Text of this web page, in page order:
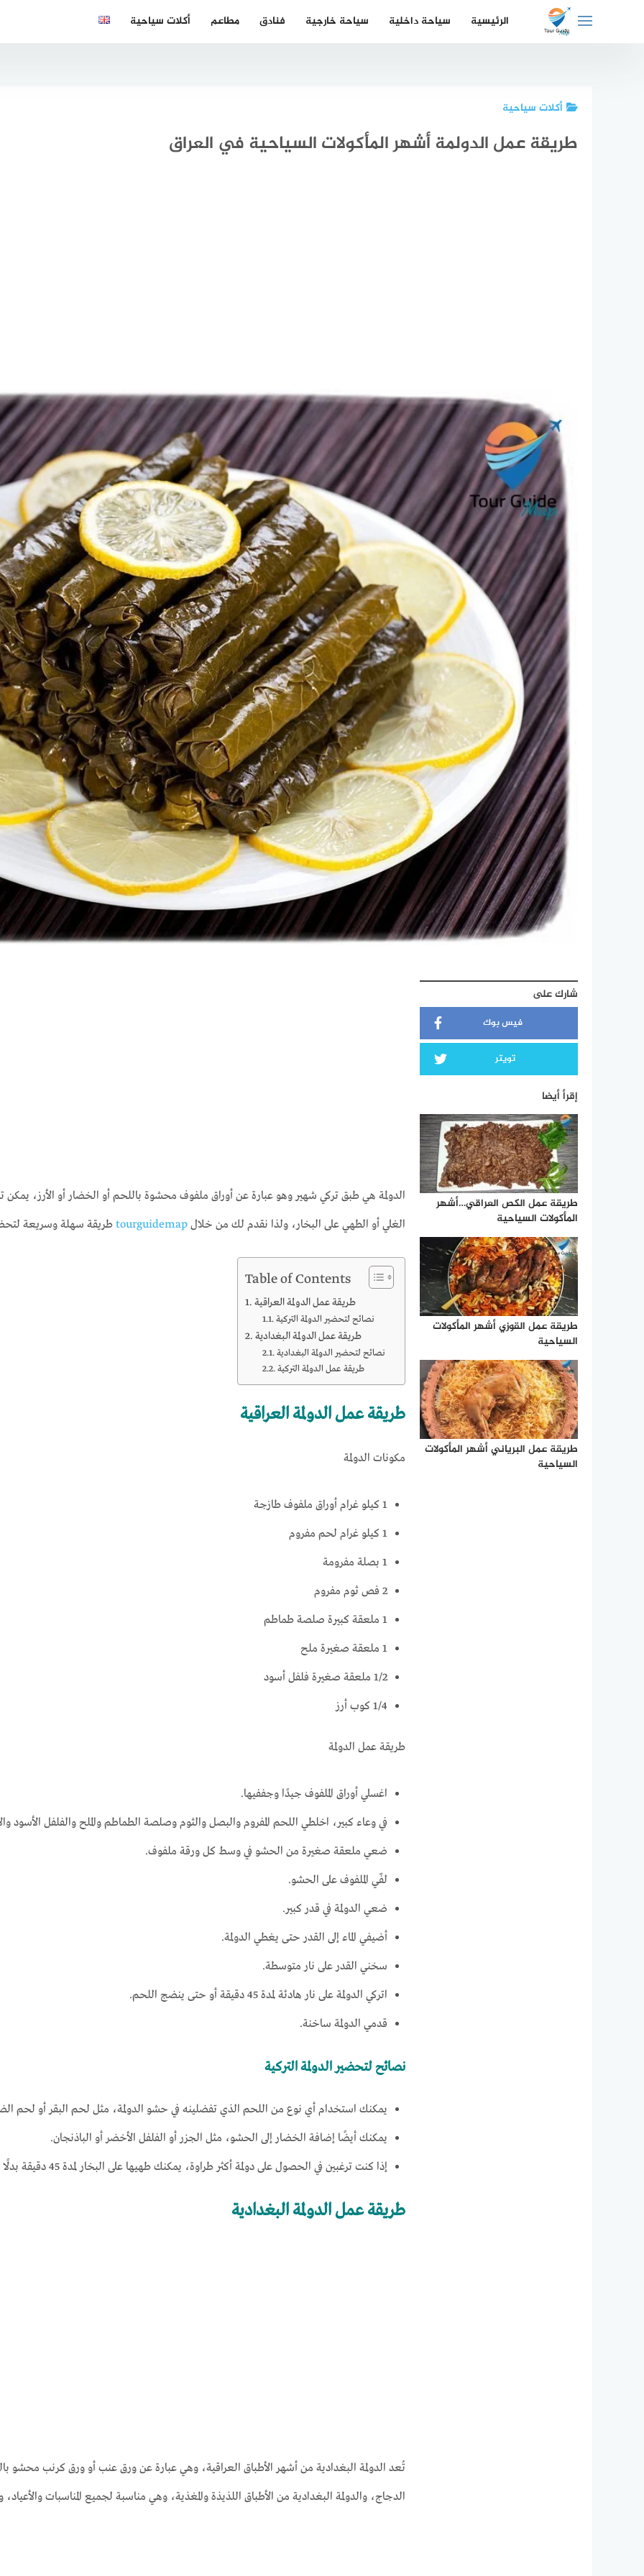
الرئيسية سياحة داخلية سياحة خارجية فنادق مطاعم أكلات سياحية
أكلات سياحية
طريقة عمل الدولمة أشهر المأكولات السياحية في العراق
شارك على
فيس بوك
تويتر
إقرأ أيضا
طريقة عمل الكص العراقي…أشهر
المأكولات السياحية
طريقة عمل القوزي أشهر المأكولات
السياحية
طريقة عمل البرياني أشهر المأكولات
السياحية
الدولمة هي طبق تركي شهير وهو عبارة عن أوراق ملفوف محشوة باللحم أو الخضار أو الأرز،
الغلي أو الطهي على البخار، ولذا نقدم لك من خلال tourguidemap طريقة سهلة وسريعة
Table of Contents
طريقة عمل الدولمة البغدادية
نصائح لتحضير الدولمة البغدادية
طريقة عمل الدولمة التركية
طريقة عمل الدولمة العراقية
مكونات الدولمة
1 كيلو غرام أوراق ملفوف طازجة
1 كيلو غرام لحم مفروم
1 بصلة مفرومة
2 فص ثوم مفروم
1 ملعقة كبيرة صلصة طماطم
1 ملعقة صغيرة ملح
1/2 ملعقة صغيرة فلفل أسود
1/4 كوب أرز
طريقة عمل الدولمة
اغسلي أوراق الملفوف جيدًا وجففيها.
في وعاء كبير، اخلطي اللحم المفروم والبصل والثوم وصلصة الطماطم والملح والفلفل الأسود
ضعي ملعقة صغيرة من الحشو في وسط كل ورقة ملفوف.
لفّي الملفوف على الحشو.
ضعي الدولمة في قدر كبير.
أضيفي الماء إلى القدر حتى يغطي الدولمة.
سخني القدر على نار متوسطة.
اتركي الدولمة على نار هادئة لمدة 45 دقيقة أو حتى ينضج اللحم.
قدمي الدولمة ساخنة.
نصائح لتحضير الدولمة التركية
يمكنك استخدام أي نوع من اللحم الذي تفضلينه في حشو الدولمة، مثل لحم البقر أو لحم
يمكنك أيضًا إضافة الخضار إلى الحشو، مثل الجزر أو الفلفل الأخضر أو الباذنجان.
إذا كنت ترغبين في الحصول على دولمة أكثر طراوة، يمكنك طهيها على البخار لمدة 45 دقيقة بدلًا من الغلي.
طريقة عمل الدولمة البغدادية
تُعد الدولمة البغدادية من أشهر الأطباق العراقية، وهي عبارة عن ورق عنب أو ورق كرنب محشو
الدجاج، والدولمة البغدادية من الأطباق اللذيذة والمغذية، وهي مناسبة لجميع المناسبات